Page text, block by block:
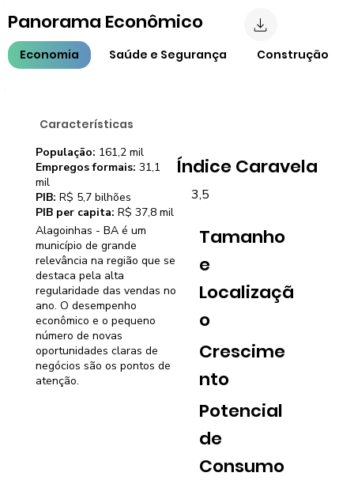
Características
Alagoinhas - BA é um
município de grande
relevância na região que se
destaca pela alta
regularidade das vendas no
ano. O desempenho
econômico e o pequeno
número de novas
oportunidades claras de
negócios são os pontos de
atenção.
Índice Caravela
3,5
Tamanho
e
Localizaçã
o
Crescime
nto
Potencial
de
Consumo
População: 161,2 mil
Empregos formais: 31,1
mil
PIB: R$ 5,7 bilhões
PIB per capita: R$ 37,8 mil
Economia Saúde e Segurança Construção
Panorama Econômico